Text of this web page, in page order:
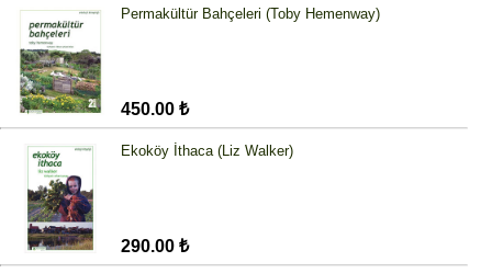
Permakültür Bahçeleri (Toby Hemenway)
450.00 ₺
Ekoköy İthaca (Liz Walker)
290.00 ₺